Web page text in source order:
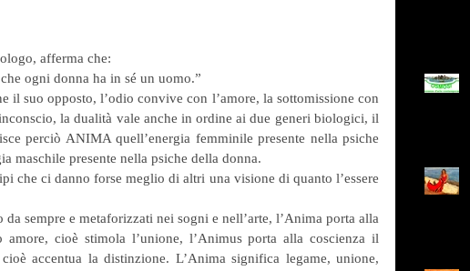
afferma che:
ogni donna ha in sé un uomo.”
il suo opposto, l’odio convive con l’amore, la sottomissione con
la dualità vale anche in ordine ai due generi biologici, il
perciò ANIMA quell’energia femminile presente nella psiche
maschile presente nella psiche della donna.
che ci danno forse meglio di altri una visione di quanto l’essere
sempre e metaforizzati nei sogni e nell’arte, l’Anima porta alla
cioè stimola l’unione, l’Animus porta alla coscienza il
accentua la distinzione. L’Anima significa legame, unione,